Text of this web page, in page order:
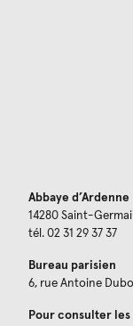
Abbaye d’Ardenne
14280 Saint-
tél. 02 31 29 37 37
Bureau parisien
6, rue Antoine
Pour consulter